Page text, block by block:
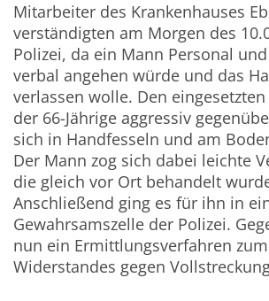
Mitarbeiter des Krankenhauses
verständigten am Morgen des
Polizei, da ein Mann Personal
verbal angehen würde und das
verlassen wolle. Den
der 66-Jährige aggressiv
sich in Handfesseln und am
Der Mann zog sich dabei leichte
die gleich vor Ort behandelt
Anschließend ging es für ihn in
Gewahrsamszelle der Polizei.
nun ein Ermittlungsverfahren
Widerstandes gegen